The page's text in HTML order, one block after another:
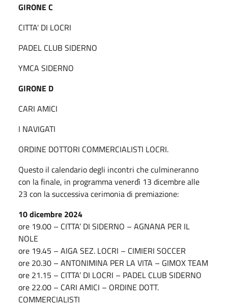
GIRONE C
CITTA' DI LOCRI
PADEL CLUB SIDERNO
YMCA SIDERNO
GIRONE D
CARI AMICI
I NAVIGATI
ORDINE DOTTORI COMMERCIALISTI LOCRI.
Questo il calendario degli incontri che culmineranno
con la finale, in programma venerdì 13 dicembre alle
23 con la successiva cerimonia di premiazione:
10 dicembre 2024
ore 19.00 – CITTA’ DI SIDERNO – AGNANA PER IL
NOLE
ore 19.45 – AIGA SEZ. LOCRI – CIMIERI SOCCER
ore 20.30 – ANTONIMINA PER LA VITA – GIMOX TEAM
ore 21.15 – CITTA’ DI LOCRI – PADEL CLUB SIDERNO
ore 22.00 – CARI AMICI – ORDINE DOTT.
COMMERCIALISTI